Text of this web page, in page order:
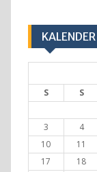
5 Agustus 2026
KALENDER
S S
3
4
10
11
17
18